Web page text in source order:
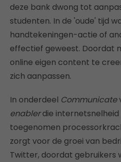
deze bank dwong tot
studenten. In de 'oude' tijd
handtekeningen-actie of
effectief geweest. Doordat
online eigen content te
zich aanpassen.
In onderdeel Communicate
enablerdie internetsnelheid
toegenomen
zorgt voor de groei van
Twitter, doordat gebruikers